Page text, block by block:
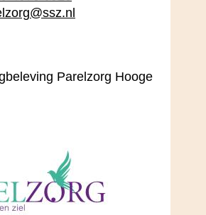
Parelzorg Hooge